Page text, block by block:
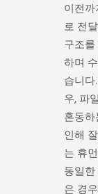
이전
로 전
구조
하며
습니
우, 파
혼동
인해
는 휴
동일
은 경